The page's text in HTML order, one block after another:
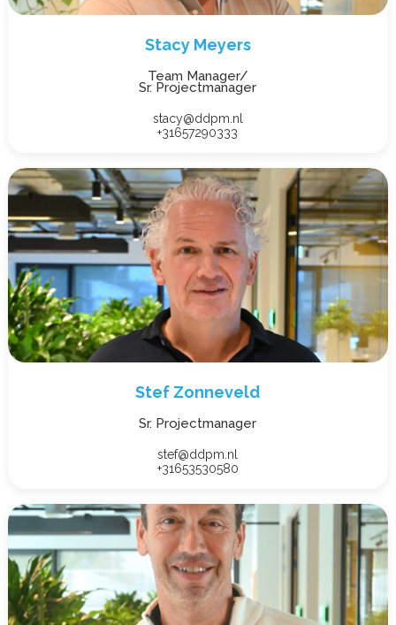
Stacy Meyers
Team Manager/
Sr. Projectmanager
stacy@ddpm.nl
+31657290333
Stef Zonneveld
Sr. Projectmanager
stef@ddpm.nl
+31653530580